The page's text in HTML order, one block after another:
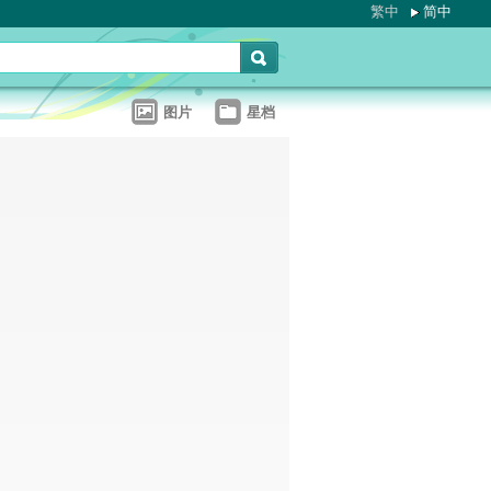
繁中 简中
图片 星档